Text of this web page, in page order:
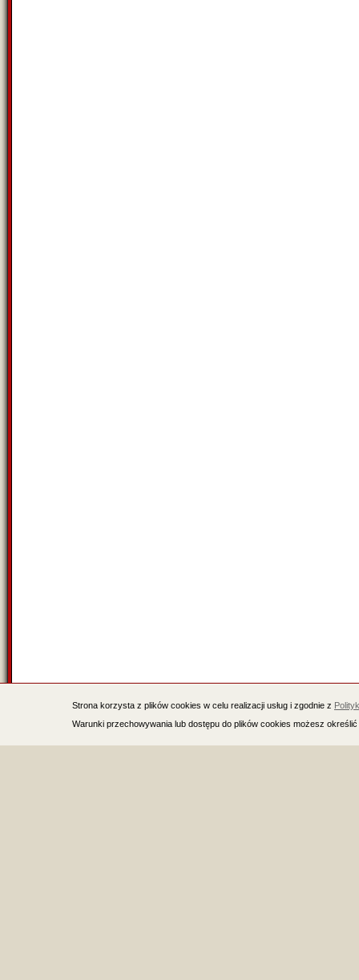
Strona korzysta z plików cookies w celu realizacji usług i zgodnie z
Warunki przechowywania lub dostępu do plików cookies możesz